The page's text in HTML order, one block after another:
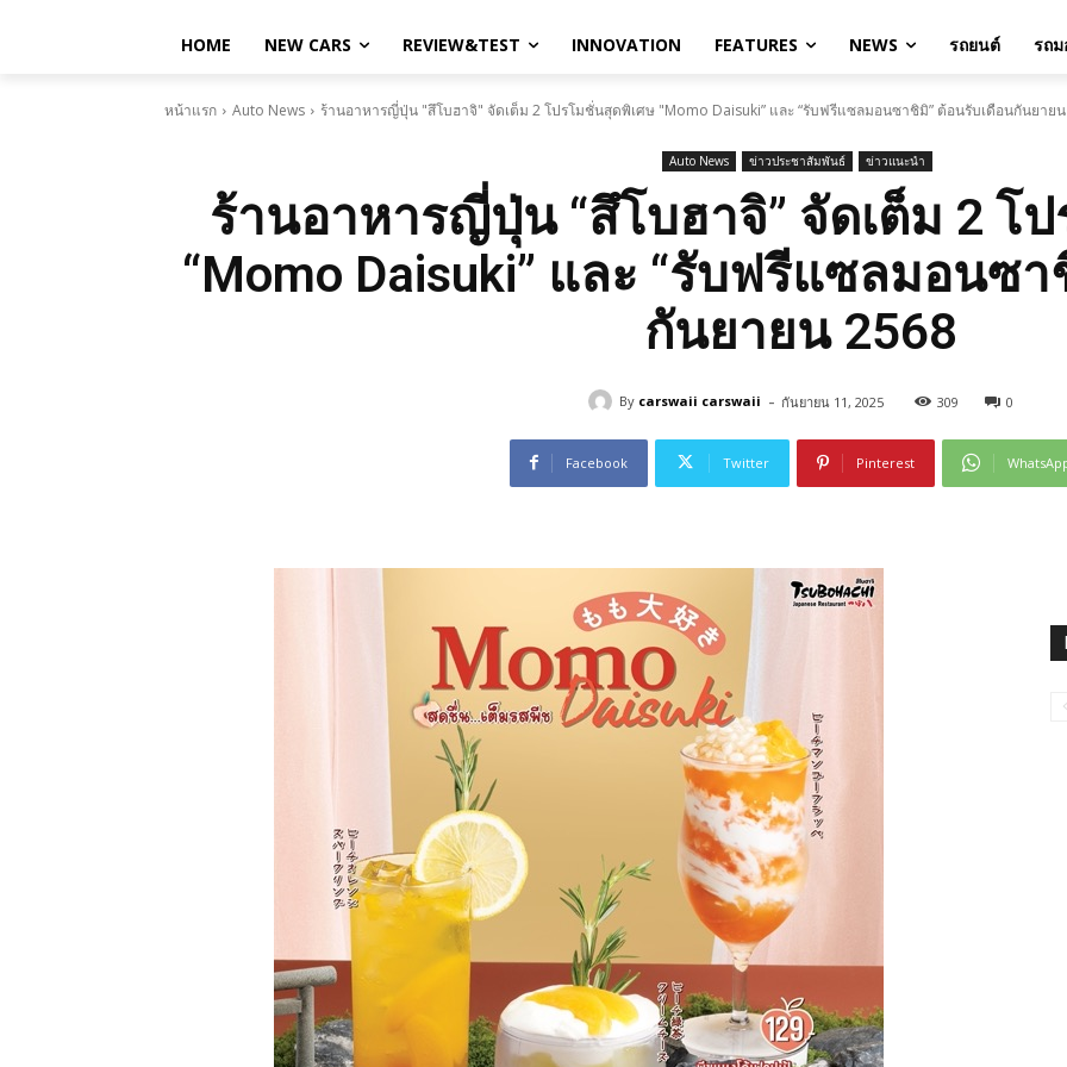
HOME NEW CARS REVIEW&TEST INNOVATION FEATURES NEWS รถยนต์ รถม
หน้าแรก Auto News ร้านอาหารญี่ปุ่น "สึโบฮาจิ" จัดเต็ม 2 โปรโมชั่นสุดพิเศษ "Momo Daisuki” และ “รับฟรีแซลมอนซาชิมิ” ต้อนรับเดือนกันยาย
Auto News ข่าวประชาสัมพันธ์ ข่าวแนะนำ
ร้านอาหารญี่ปุ่น “สึโบฮาจิ” จัดเต็ม 2 โ
“Momo Daisuki” และ “รับฟรีแซลมอนซ
กันยายน 2568
By carswaii carswaii - กันยายน 11, 2025 309 0
Facebook Twitter Pinterest